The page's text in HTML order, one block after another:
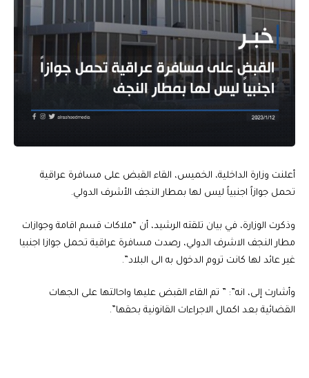
أعلنت وزارة الداخلية، الخميس، القاء القبض على مسافرة عراقية
تحمل جوازاً اجنبياً ليس لها بمطار النجف الأشرف الدولي.
وذكرت الوزارة، في بيان تلقته الرشيد، أن “ملاكات قسم اقامة وجوازات
مطار النجف الاشرف الدولي، رصدت مسافرة عراقية تحمل جوازا اجنبيا
غير عائد لها كانت تروم الدخول به الى البلاد”.
وأشارت إلى، انه”: ” تم القاء القبض عليها واحالتها على الجهات
القضائية بعد اكمال الاجراءات القانونية بحقها”.